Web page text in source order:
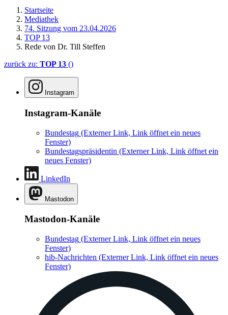
Startseite
Mediathek
74. Sitzung vom 23.04.2026
TOP 13
Rede von Dr. Till Steffen
zurück zu: TOP 13 ()
Instagram
Instagram-Kanäle
Bundestag (Externer Link, Link öffnet ein neues
Fenster)
Bundestagspräsidentin (Externer Link, Link öffnet ein
neues Fenster)
LinkedIn
Mastodon
Mastodon-Kanäle
Bundestag (Externer Link, Link öffnet ein neues
Fenster)
hib-Nachrichten (Externer Link, Link öffnet ein neues
Fenster)